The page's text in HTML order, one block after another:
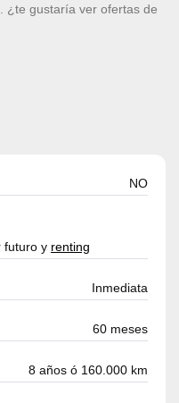
¿te gustaría ver ofertas de
NO
futuro y renting
Inmediata
60 meses
8 años ó 160.000 km